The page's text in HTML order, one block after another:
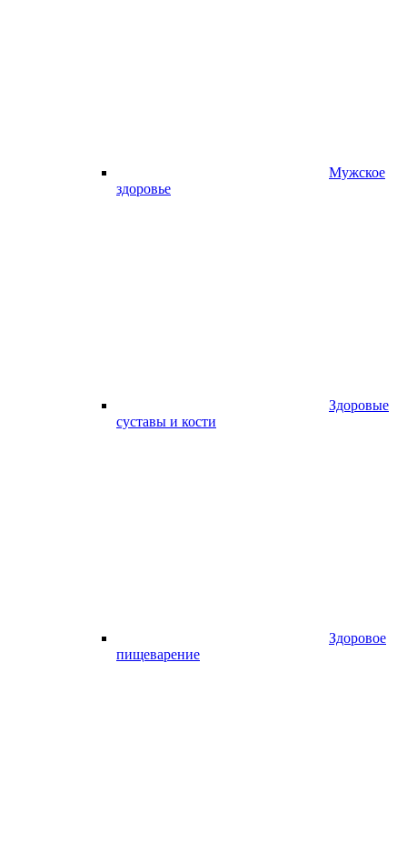
Мужское
здоровье
Здоровые
суставы и кости
Здоровое
пищеварение